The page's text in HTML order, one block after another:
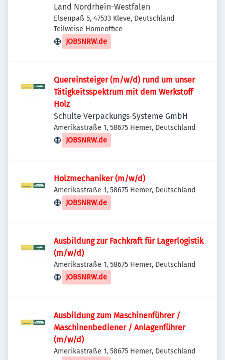
Wasserrahmenrichtlinie
Land Nordrhein-Westfalen
Elsenpaß 5, 47533 Kleve, Deutschland
Teilweise Homeoffice
JOBSNRW.de
Quereinsteiger (m/w/d) rund um unser
Tätigkeitsspektrum mit dem Werkstoff
Holz
Schulte Verpackungs-Systeme GmbH
Amerikastraße 1, 58675 Hemer, Deutschland
JOBSNRW.de
Holzmechaniker (m/w/d)
Amerikastraße 1, 58675 Hemer, Deutschland
JOBSNRW.de
Ausbildung zur Fachkraft für Lagerlogistik
(m/w/d)
Amerikastraße 1, 58675 Hemer, Deutschland
JOBSNRW.de
Ausbildung zum Maschinenführer /
Maschinenbediener / Anlagenführer
(m/w/d)
Amerikastraße 1, 58675 Hemer, Deutschland